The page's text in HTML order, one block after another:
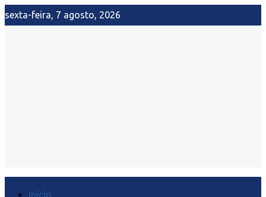
sexta-feira, 7 agosto, 2026
Início